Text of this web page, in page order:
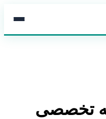
تخصصی